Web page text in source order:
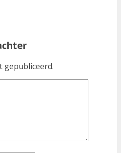
gepubliceerd.